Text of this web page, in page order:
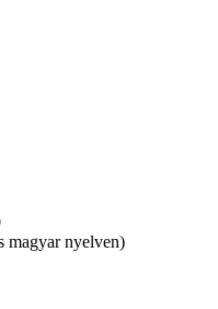
magyar nyelven)